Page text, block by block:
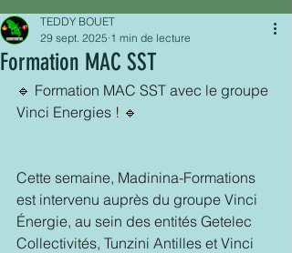
Formation MAC SST
TEDDY BOUET
29 sept. 2025 1 min de lecture
🔹 Formation MAC SST avec le groupe
Vinci Energies ! 🔹
Cette semaine, Madinina-Formations
est intervenu auprès du groupe Vinci
Énergie, au sein des entités Getelec
Collectivités, Tunzini Antilles et Vinci